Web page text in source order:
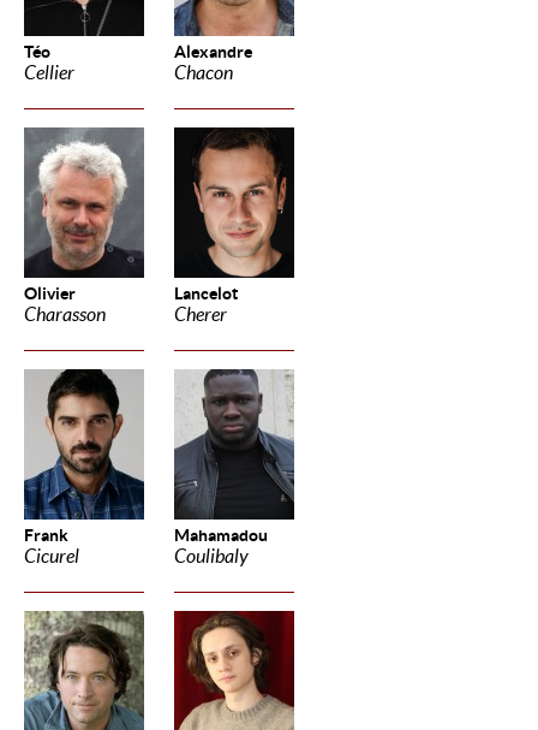
Téo
Cellier
Alexandre
Chacon
Olivier
Charasson
Lancelot
Cherer
Frank
Cicurel
Mahamadou
Coulibaly